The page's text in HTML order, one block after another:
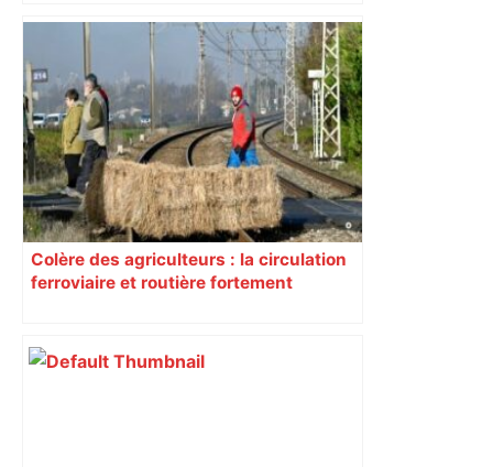
Colère des agriculteurs : la circulation
ferroviaire et routière fortement